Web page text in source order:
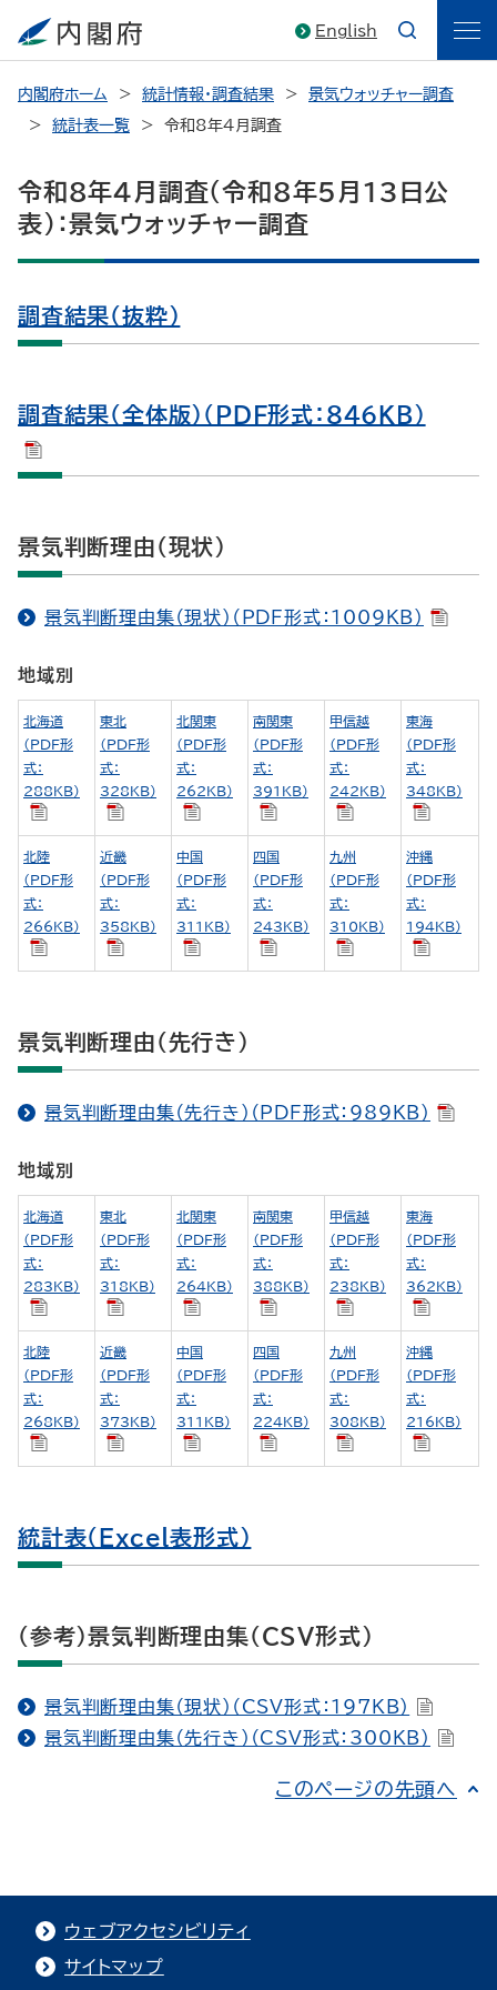
English
内閣府ホーム 統計情報・調査結果
景気ウォッチャー調査
統計表一覧
令和8年4月調査
令和8年4月調査（令和8年5月13日公
表）：景気ウォッチャー調査
調査結果（抜粋）
調査結果（全体版）（PDF形式：846KB）
景気判断理由（現状）
景気判断理由集（現状）（PDF形式：1009KB）
地域別
北海道
（PDF形
式：
288KB）
東北
（PDF形
式：
328KB）
北関東
（PDF形
式：
262KB）
南関東
（PDF形
式：
391KB）
甲信越
（PDF形
式：
242KB）
東海
（PDF形
式：
348KB）
北陸
（PDF形
式：
266KB）
近畿
（PDF形
式：
358KB）
中国
（PDF形
式：
311KB）
四国
（PDF形
式：
243KB）
九州
（PDF形
式：
310KB）
沖縄
（PDF形
式：
194KB）
景気判断理由（先行き）
景気判断理由集（先行き）（PDF形式：989KB）
地域別
北海道
（PDF形
式：
283KB）
東北
（PDF形
式：
318KB）
北関東
（PDF形
式：
264KB）
南関東
（PDF形
式：
388KB）
甲信越
（PDF形
式：
238KB）
東海
（PDF形
式：
362KB）
北陸
（PDF形
式：
268KB）
近畿
（PDF形
式：
373KB）
中国
（PDF形
式：
311KB）
四国
（PDF形
式：
224KB）
九州
（PDF形
式：
308KB）
沖縄
（PDF形
式：
216KB）
統計表（Excel表形式）
（参考）景気判断理由集（CSV形式）
景気判断理由集（現状）（CSV形式：197KB）
景気判断理由集（先行き）（CSV形式：300KB）
このページの先頭へ
ウェブアクセシビリティ
サイトマップ